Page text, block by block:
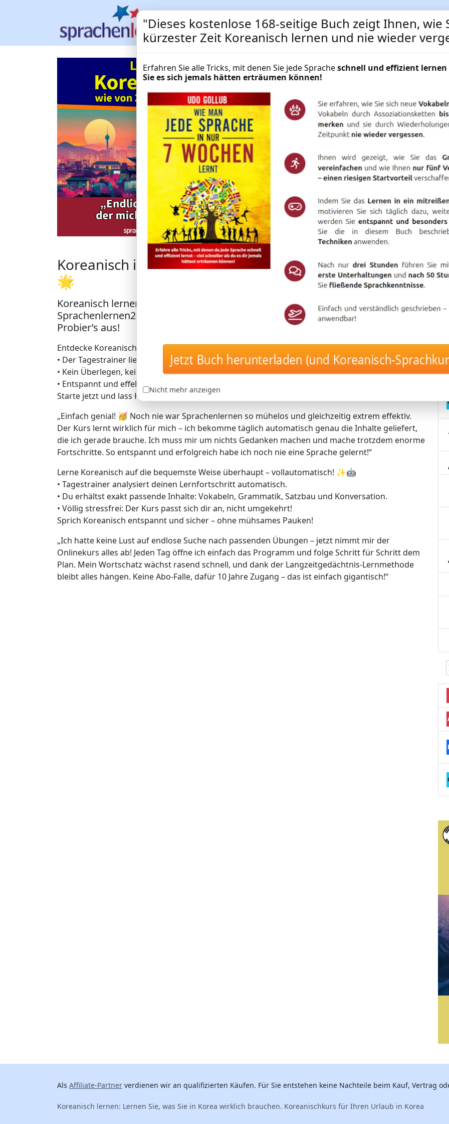
Koreanisch lernen: Lernen
Korea wirklich brauchen.
Ihren Urlaub in Korea
Koreanisch lernen mit dem
Vokabeltrainer für Ihren Urlaub in
NUR 29.95 €
Mehr Informationen
Koreanisch in Rekordzeit – mit nur 17 Minuten pro Tag!
🌟
Koreanisch lernen mit der einzigartigen Langzeitgedächtnis-Lernmethode von
Sprachenlernen24: Lerne Koreanisch, ohne es jemals wieder zu vergessen.
Probier’s aus!
Entdecke Koreanischlernen auf geniale Art – vollautomatisch und stressfrei! 🤖🚀
• Der Tagestrainer liefert dir täglich genau die Inhalte, die perfekt zu deinem Lernstand passen.
• Kein Überlegen, keine Zeitverschwendung – der Kurs erkennt automatisch, was du brauchst.
• Entspannt und effektiv zu bis zu 5.000 dauerhaft gespeicherten Vokabeln.
Starte jetzt und lass Koreanisch quasi von selbst in dein Langzeitgedächtnis fließen!
„Einfach genial! 🥳 Noch nie war Sprachenlernen so mühelos und gleichzeitig extrem effektiv.
Der Kurs lernt wirklich für mich – ich bekomme täglich automatisch genau die Inhalte geliefert,
die ich gerade brauche. Ich muss mir um nichts Gedanken machen und mache trotzdem enorme
Fortschritte. So entspannt und erfolgreich habe ich noch nie eine Sprache gelernt!“
Lerne Koreanisch auf die bequemste Weise überhaupt – vollautomatisch! ✨🤖
• Tagestrainer analysiert deinen Lernfortschritt automatisch.
• Du erhältst exakt passende Inhalte: Vokabeln, Grammatik, Satzbau und Konversation.
• Völlig stressfrei: Der Kurs passt sich dir an, nicht umgekehrt!
Sprich Koreanisch entspannt und sicher – ohne mühsames Pauken!
„Ich hatte keine Lust auf endlose Suche nach passenden Übungen – jetzt nimmt mir der
Onlinekurs alles ab! Jeden Tag öffne ich einfach das Programm und folge Schritt für Schritt dem
Plan. Mein Wortschatz wächst rasend schnell, und dank der Langzeitgedächtnis-Lernmethode
bleibt alles hängen. Keine Abo-Falle, dafür 10 Jahre Zugang – das ist einfach gigantisch!“
Als Affiliate-Partner verdienen wir an qualifizierten Käufen. Für Sie entstehen keine Nachteile beim Kauf, Vertrag
Koreanisch lernen: Lernen Sie, was Sie in Korea wirklich brauchen. Koreanischkurs für Ihren Urlaub in Korea
"Dieses kostenlose 168-seitige Buch zeigt Ihnen, wie
kürzester Zeit Koreanisch lernen und nie wieder
Erfahren Sie alle Tricks, mit denen Sie jede Spracheschnell und effizient lernen
Sie es sich jemals hätten erträumen können!
Jetzt Buch herunterladen (und Koreanisch-
Nicht mehr anzeigen